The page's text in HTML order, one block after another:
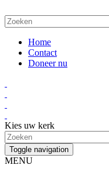
Home
Contact
Doneer nu
Kies uw kerk
Toggle navigation
MENU